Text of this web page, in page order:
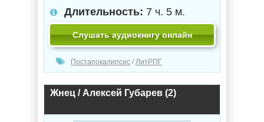
Длительность: 7 ч. 5 м.
Слушать аудиокнигу онлайн
Постапокалипсис / ЛитРПГ
Жнец / Алексей Губарев (2)